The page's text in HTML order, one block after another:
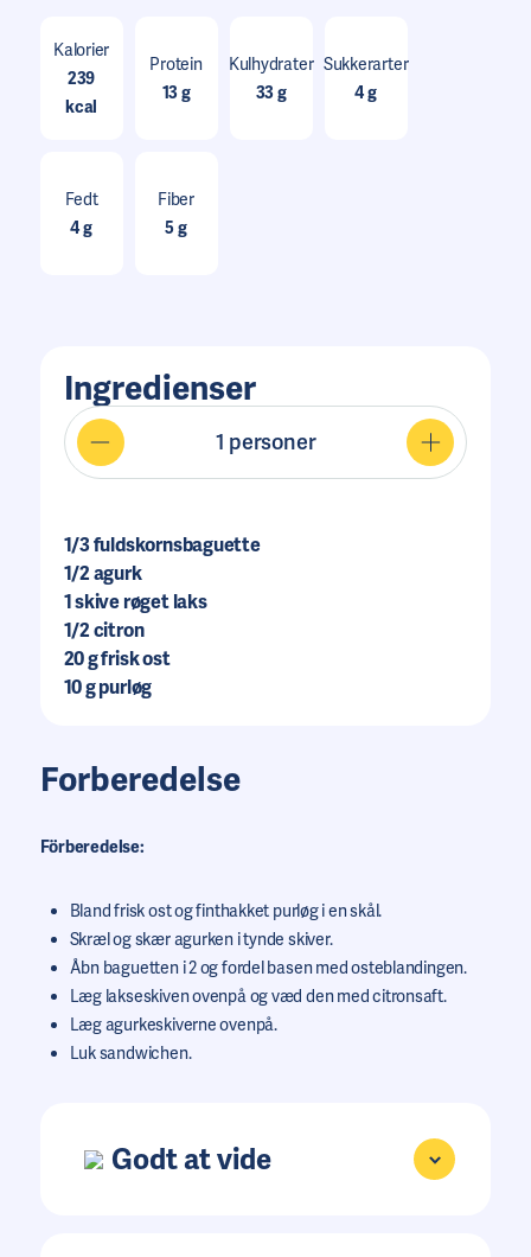
Kalorier
239
kcal
Protein
13 g
Kulhydrater
33 g
Sukkerarter
4 g
Fedt
4 g
Fiber
5 g
Ingredienser
1 personer
1/3fuldskornsbaguette
1/2agurk
1skive røget laks
1/2citron
20g frisk ost
10g purløg
Forberedelse
Förberedelse:
Bland frisk ost og finthakket purløg i en skål.
Skræl og skær agurken i tynde skiver.
Åbn baguetten i 2 og fordel basen med osteblandingen.
Læg lakseskiven ovenpå og væd den med citronsaft.
Læg agurkeskiverne ovenpå.
Luk sandwichen.
Godt at vide